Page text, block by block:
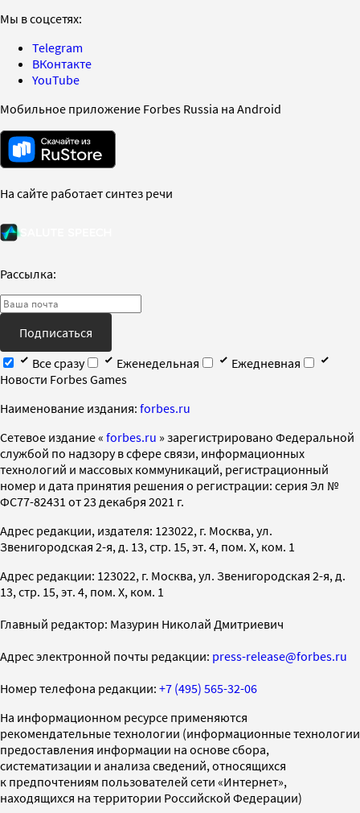
Мы в соцсетях:
Telegram
ВКонтакте
YouTube
Мобильное приложение Forbes Russia на Android
На сайте работает синтез речи
Рассылка:
Подписаться
Все сразу
Еженедельная
Ежедневная
Новости Forbes Games
Наименование издания: forbes.ru
Cетевое издание « forbes.ru » зарегистрировано Федеральной
службой по надзору в сфере связи, информационных
технологий и массовых коммуникаций, регистрационный
номер и дата принятия решения о регистрации: серия Эл №
ФС77-82431 от 23 декабря 2021 г.
Адрес редакции, издателя: 123022, г. Москва, ул.
Звенигородская 2-я, д. 13, стр. 15, эт. 4, пом. X, ком. 1
Адрес редакции: 123022, г. Москва, ул. Звенигородская 2-я, д.
13, стр. 15, эт. 4, пом. X, ком. 1
Главный редактор: Мазурин Николай Дмитриевич
Адрес электронной почты редакции: press-release@forbes.ru
Номер телефона редакции: +7 (495) 565-32-06
На информационном ресурсе применяются
рекомендательные технологии (информационные технологии
предоставления информации на основе сбора,
систематизации и анализа сведений, относящихся
к предпочтениям пользователей сети «Интернет»,
находящихся на территории Российской Федерации)